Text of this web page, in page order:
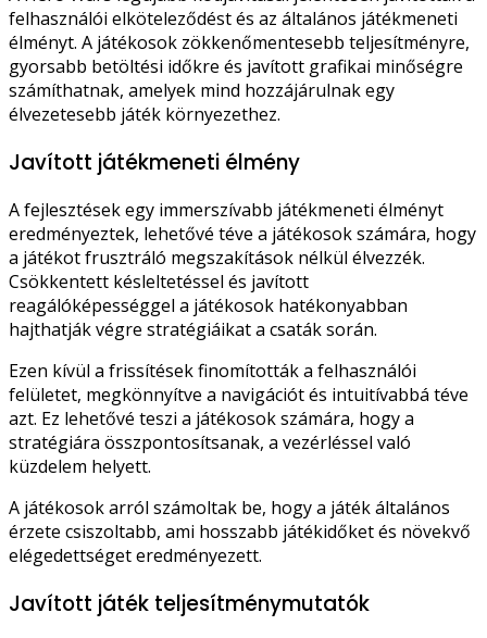
felhasználói elköteleződést és az általános játékmeneti
élményt. A játékosok zökkenőmentesebb teljesítményre,
gyorsabb betöltési időkre és javított grafikai minőségre
számíthatnak, amelyek mind hozzájárulnak egy
élvezetesebb játék környezethez.
Javított játékmeneti élmény
A fejlesztések egy immerszívabb játékmeneti élményt
eredményeztek, lehetővé téve a játékosok számára, hogy
a játékot frusztráló megszakítások nélkül élvezzék.
Csökkentett késleltetéssel és javított
reagálóképességgel a játékosok hatékonyabban
hajthatják végre stratégiáikat a csaták során.
Ezen kívül a frissítések finomították a felhasználói
felületet, megkönnyítve a navigációt és intuitívabbá téve
azt. Ez lehetővé teszi a játékosok számára, hogy a
stratégiára összpontosítsanak, a vezérléssel való
küzdelem helyett.
A játékosok arról számoltak be, hogy a játék általános
érzete csiszoltabb, ami hosszabb játékidőket és növekvő
elégedettséget eredményezett.
Javított játék teljesítménymutatók